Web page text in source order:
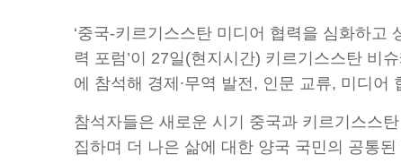
‘중국-키르기스스탄 미디어 협력을 심화하고
력 포럼’이 27일(현지시간) 키르기스스탄 비
에 참석해 경제∙무역 발전, 인문 교류, 미디
참석자들은 새로운 시기 중국과 키르기스스
집하며 더 나은 삶에 대한 양국 국민의 공통